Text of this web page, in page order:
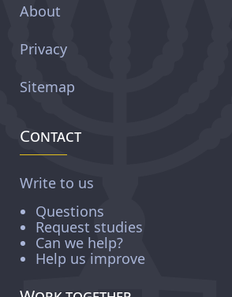
About
Privacy
Sitemap
Contact
Write to us
Questions
Request studies
Can we help?
Help us improve